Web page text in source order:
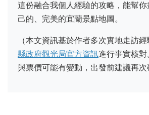
這份融合我個人經驗的攻略，能幫
己的、完美的宜蘭景點地圖。
（本文資訊基於作者多次實地走訪
縣政府觀光局官方資訊進行事實核
與票價可能有變動，出發前建議再次